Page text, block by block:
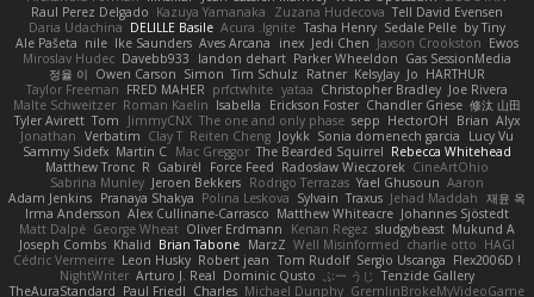
Raul Perez Delgado Kazuya Yamanaka Zuzana Hudecova Tell David Evensen
Daria Udachina DELILLE Basile Acura .Ignite Tasha Henry Sedale Pelle by Tiny
Ale Pašeta nile Ike Saunders Aves Arcana inex Jedi Chen Jaxson Crookston Ewos
Miroslav Hudec Davebb933 landon dehart Parker Wheeldon Gas SessionMedia
정율 이 Owen Carson Simon Tim Schulz Ratner KelsyJay Jo HARTHUR
Taylor Freeman FRED MAHER prfctwhite yataa Christopher Bradley Joe Rivera
Malte Schweitzer Roman Kaelin Isabella Erickson Foster Chandler Griese 修汰 山田
Tyler Avirett Tom JimmyCNX The one and only phase sepp HectorOH Brian Alyx
Jonathan Verbatim Clay T Reiten Cheng Joykk Sonia domenech garcia
Lucy Vu
Sammy Sidefx Martin C Mac Greggor The Bearded Squirrel Rebecca Whitehead
Matthew Tronc R Gabirél Force Feed Radosław Wieczorek CineArtOhio
Sabrina Munley Jeroen Bekkers Rodrigo Terrazas Yael Ghusoun Aaron
Adam Jenkins Pranaya Shakya Polina Leskova Sylvain Traxus Jehad Maddah 재윤 옥
Irma Andersson Alex Cullinane-Carrasco Matthew Whiteacre Johannes Sjöstedt
Matt Dalpé George Wheat Oliver Erdmann Kenan Regez sludgybeast Mukund A
Joseph Combs Khalid Brian Tabone MarzZ Well Misinformed charlie otto HAGI
Cédric Vermeirre Leon Husky Robert jean Tom Rudolf Sergio Uscanga Flex2006D !
NightWriter Arturo J. Real Dominic Qusto ぶー うじ
Tenzide Gallery
TheAuraStandard Paul Friedl Charles Michael Dunphy GremlinBrokeMyVideoGame